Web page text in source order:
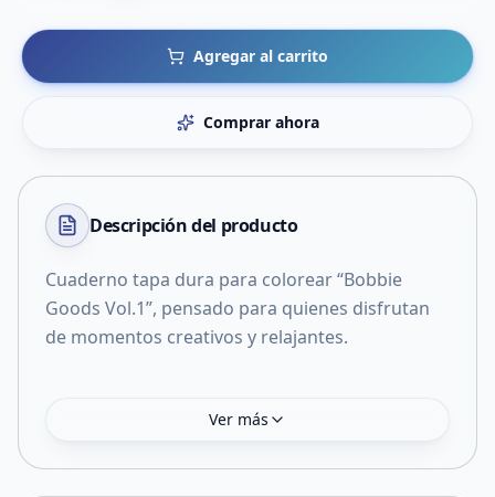
Agregar al carrito
Comprar ahora
Descripción del producto
Cuaderno tapa dura para colorear “Bobbie
Goods Vol.1”, pensado para quienes disfrutan
de momentos creativos y relajantes.
Ver más